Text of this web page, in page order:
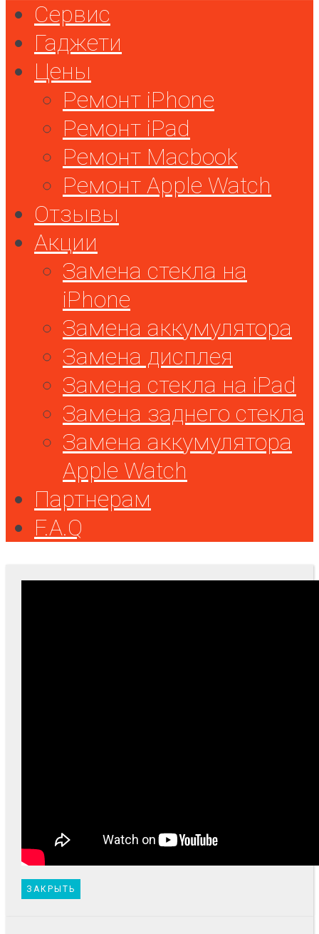
Сервис
Гаджети
Цены
Ремонт iPhone
Ремонт iPad
Ремонт Macbook
Ремонт Apple Watch
Отзывы
Акции
Замена стекла на
iPhone
Замена аккумулятора
Замена дисплея
Замена стекла на iPad
Замена заднего стекла
Замена аккумулятора
Apple Watch
Партнерам
F.A.Q
ЗАКРЫТЬ